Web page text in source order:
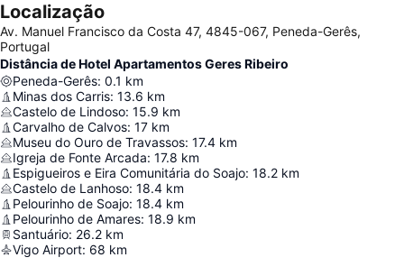
Localização
Av. Manuel Francisco da Costa 47, 4845-067, Peneda-Gerês,
Portugal
Distância de Hotel Apartamentos Geres Ribeiro
Peneda-Gerês: 0.1 km
Minas dos Carris: 13.6 km
Castelo de Lindoso: 15.9 km
Carvalho de Calvos: 17 km
Museu do Ouro de Travassos: 17.4 km
Igreja de Fonte Arcada: 17.8 km
Espigueiros e Eira Comunitária do Soajo: 18.2 km
Castelo de Lanhoso: 18.4 km
Pelourinho de Soajo: 18.4 km
Pelourinho de Amares: 18.9 km
Santuário: 26.2 km
Vigo Airport: 68 km